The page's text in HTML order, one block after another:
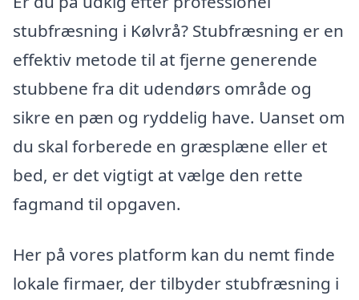
stubfræsning i Kølvrå? Stubfræsning er en
effektiv metode til at fjerne generende
stubbene fra dit udendørs område og
sikre en pæn og ryddelig have. Uanset om
du skal forberede en græsplæne eller et
bed, er det vigtigt at vælge den rette
fagmand til opgaven.
Her på vores platform kan du nemt finde
lokale firmaer, der tilbyder stubfræsning i